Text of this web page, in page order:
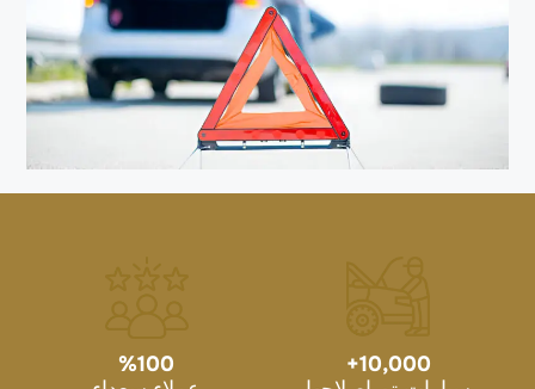
10,000
+
100
%